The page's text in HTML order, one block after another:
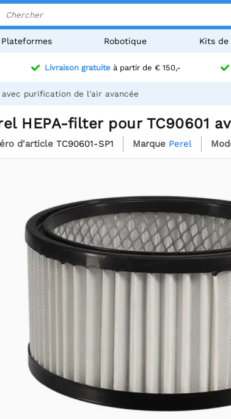
Plateformes Robotique Kits de
Livraison gratuiteà partir de € 150,-
avec purification de l'air avancée
HEPA-filter pour TC90601
d'article TC90601-SP1 Marque Perel